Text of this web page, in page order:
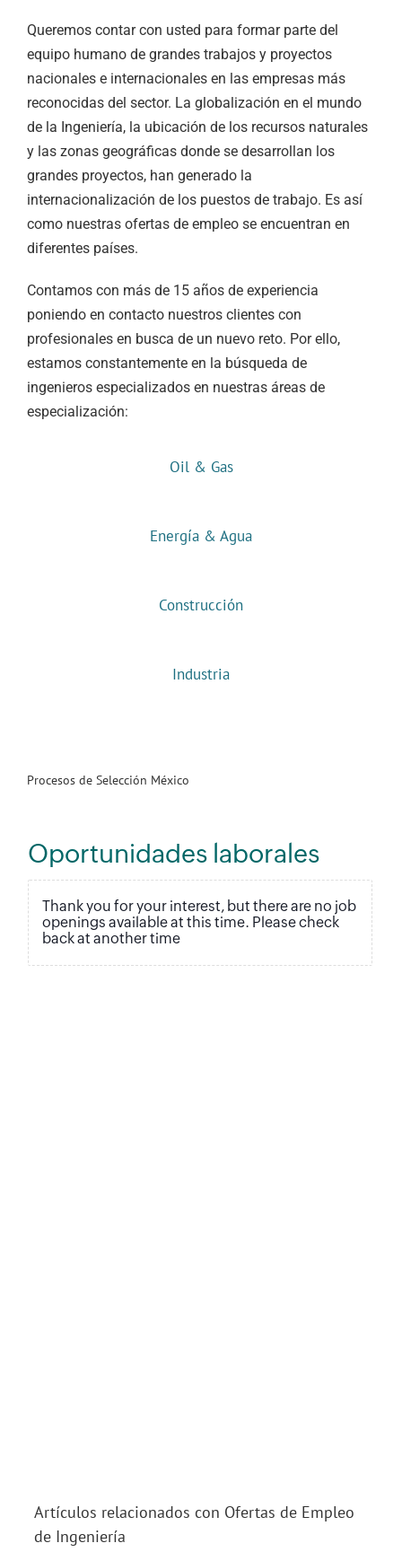
Queremos contar con usted para formar parte del
equipo humano de grandes trabajos y proyectos
nacionales e internacionales en las empresas más
reconocidas del sector. La globalización en el mundo
de la Ingeniería, la ubicación de los recursos naturales
y las zonas geográficas donde se desarrollan los
grandes proyectos, han generado la
internacionalización de los puestos de trabajo. Es así
como nuestras ofertas de empleo se encuentran en
diferentes países.
Contamos con más de 15 años de experiencia
poniendo en contacto nuestros clientes con
profesionales en busca de un nuevo reto. Por ello,
estamos constantemente en la búsqueda de
ingenieros especializados en nuestras áreas de
especialización:
Oil & Gas
Energía & Agua
Construcción
Industria
Procesos de Selección México
Artículos relacionados con Ofertas de Empleo
de Ingeniería